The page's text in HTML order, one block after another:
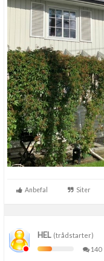
Anbefal Siter
HEL(trådstarter)
140